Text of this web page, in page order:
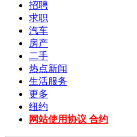
招聘
求职
汽车
房产
二手
热点新闻
生活服务
更多
纽约
网站使用协议 合约